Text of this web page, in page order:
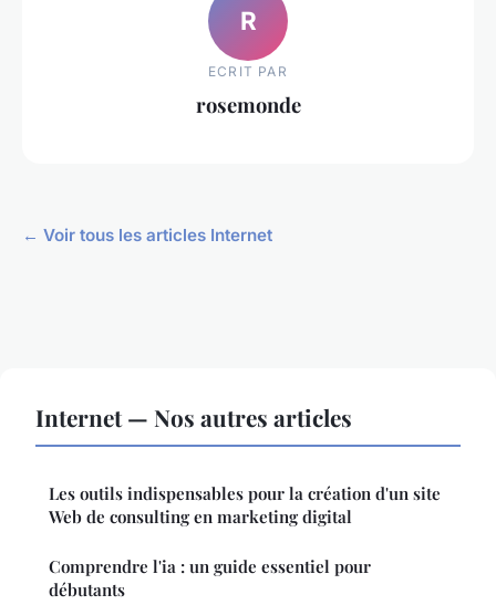
R
ECRIT PAR
rosemonde
← Voir tous les articles Internet
Internet — Nos autres articles
Les outils indispensables pour la création d'un site
Web de consulting en marketing digital
Comprendre l'ia : un guide essentiel pour
débutants